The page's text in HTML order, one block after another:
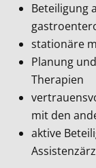
Beteiligung
stationäre
Planung
Therapien
mit den
aktive